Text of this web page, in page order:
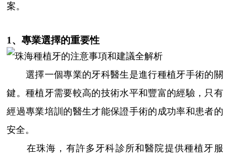
案。
1、專業選擇的重要性
選擇一個專業的牙科醫生是進行種植牙手術的關
鍵。種植牙需要較高的技術水平和豐富的經驗，只有
經過專業培訓的醫生才能保證手術的成功率和患者的
安全。
在珠海，有許多牙科診所和醫院提供種植牙服